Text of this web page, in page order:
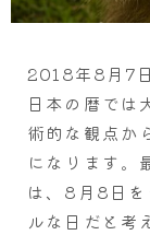
2018年8月7
日本の暦では
術的な観点か
になります。
は、8月8日を
ルな日だと考